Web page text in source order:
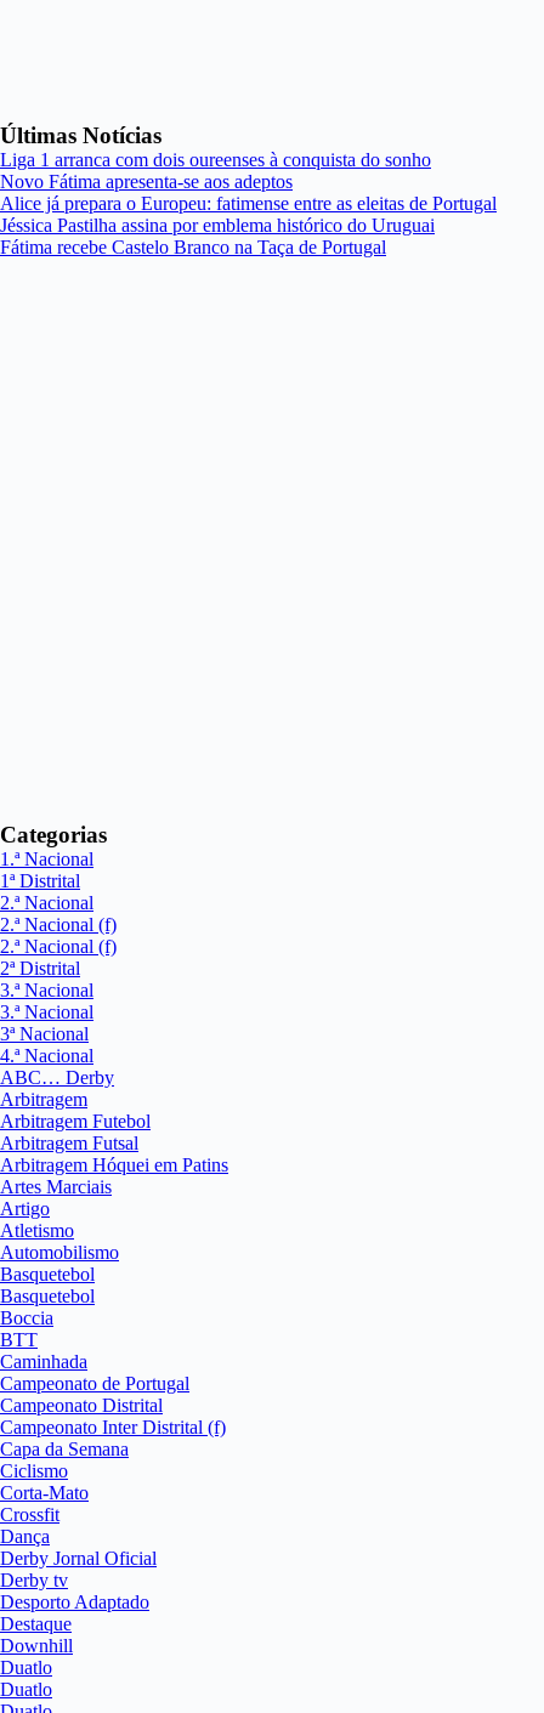
Últimas Notícias
Liga 1 arranca com dois oureenses à conquista do sonho
Novo Fátima apresenta-se aos adeptos
Alice já prepara o Europeu: fatimense entre as eleitas de Portugal
Jéssica Pastilha assina por emblema histórico do Uruguai
Fátima recebe Castelo Branco na Taça de Portugal
Categorias
1.ª Nacional
1ª Distrital
2.ª Nacional
2.ª Nacional (f)
2.ª Nacional (f)
2ª Distrital
3.ª Nacional
3.ª Nacional
3ª Nacional
4.ª Nacional
ABC… Derby
Arbitragem
Arbitragem Futebol
Arbitragem Futsal
Arbitragem Hóquei em Patins
Artes Marciais
Artigo
Atletismo
Automobilismo
Basquetebol
Basquetebol
Boccia
BTT
Caminhada
Campeonato de Portugal
Campeonato Distrital
Campeonato Inter Distrital (f)
Capa da Semana
Ciclismo
Corta-Mato
Crossfit
Dança
Derby Jornal Oficial
Derby tv
Desporto Adaptado
Destaque
Downhill
Duatlo
Duatlo